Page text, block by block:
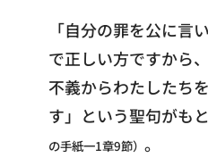
「自分の罪を公に言
で正しい方ですから
不義からわたしたち
す」という聖句がも
の手紙一1章9節） 。